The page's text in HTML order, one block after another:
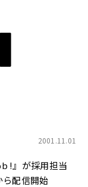
2001.11.01
!』が採用担当
配信開始